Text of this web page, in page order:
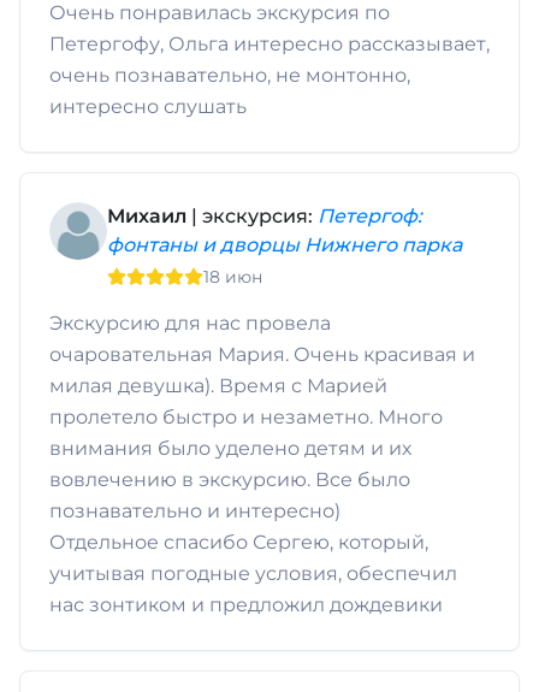
Очень понравилась экскурсия по
Петергофу, Ольга интересно рассказывает,
очень познавательно, не монтонно,
интересно слушать
Михаил | экскурсия: Петергоф:
фонтаны и дворцы Нижнего парка
18 июн
Экскурсию для нас провела
очаровательная Мария. Очень красивая и
милая девушка). Время с Марией
пролетело быстро и незаметно. Много
внимания было уделено детям и их
вовлечению в экскурсию. Все было
познавательно и интересно)
Отдельное спасибо Сергею, который,
учитывая погодные условия, обеспечил
нас зонтиком и предложил дождевики